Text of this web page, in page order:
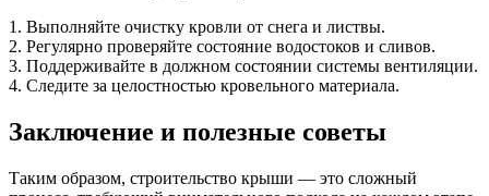
1. Выполняйте очистку кровли от снега и листвы.
2. Регулярно проверяйте состояние водостоков и сливов.
3. Поддерживайте в должном состоянии системы вентиляции.
4. Следите за целостностью кровельного материала.
Заключение и полезные советы
Таким образом, строительство крыши — это сложный